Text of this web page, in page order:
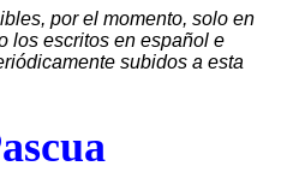
por el momento, solo en
los escritos en español e
subidos a esta